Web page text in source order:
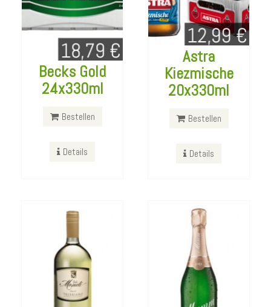
Becks Gold
24x330ml
Bestellen
Details
Astra
Kiezmische
20x330ml
Bestellen
Details
Italia Villa Mondi
Trebbiano
Trocken 1L
Mumm Dry
Jahrgangssekt
750ml